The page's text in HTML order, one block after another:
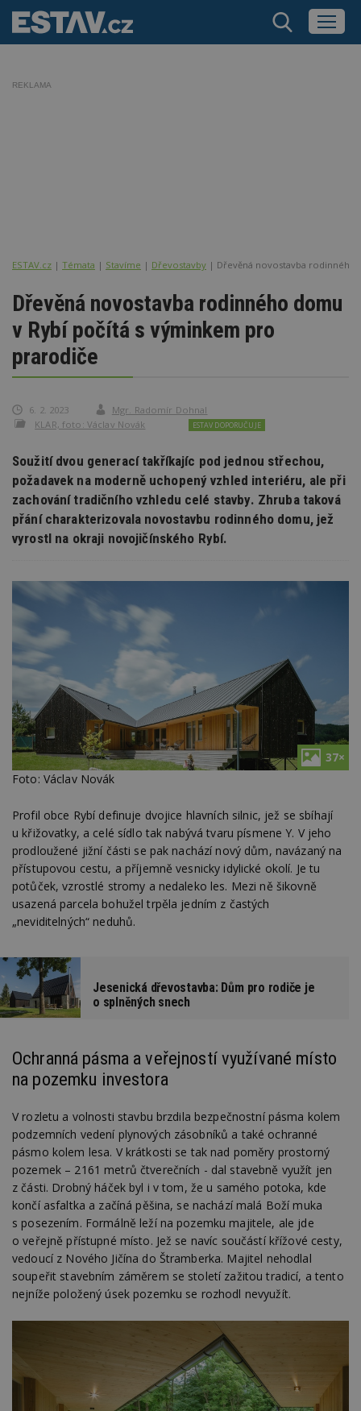
REKLAMA
ESTAV.cz Témata Stavíme Dřevostavby Dřevěná novostavba
Dřevěná novostavba rodinného domu
v Rybí počítá s výminkem pro
prarodiče
6. 2. 2023
Mgr. Radomír Dohnal
KLAR, foto: Václav Novák
ESTAV DOPORUČUJE
Soužití dvou generací takříkajíc pod jednou střechou,
požadavek na moderně uchopený vzhled interiéru, ale při
zachování tradičního vzhledu celé stavby. Zhruba taková
přání charakterizovala novostavbu rodinného domu, jež
vyrostl na okraji novojičínského Rybí.
37×
Foto: Václav Novák
Profil obce Rybí definuje dvojice hlavních silnic, jež se sbíhají
u křižovatky, a celé sídlo tak nabývá tvaru písmene Y. V jeho
prodloužené jižní části se pak nachází nový dům, navázaný na
přístupovou cestu, a příjemně vesnicky idylické okolí. Je tu
potůček, vzrostlé stromy a nedaleko les. Mezi ně šikovně
usazená parcela bohužel trpěla jedním z častých
„neviditelných“ neduhů.
Jesenická dřevostavba: Dům pro rodiče je
o splněných snech
Ochranná pásma a veřejností využívané místo
na pozemku investora
V rozletu a volnosti stavbu brzdila bezpečnostní pásma kolem
podzemních vedení plynových zásobníků a také ochranné
pásmo kolem lesa. V krátkosti se tak nad poměry prostorný
pozemek – 2161 metrů čtverečních - dal stavebně využít jen
z části. Drobný háček byl i v tom, že u samého potoka, kde
končí asfaltka a začíná pěšina, se nachází malá Boží muka
s posezením. Formálně leží na pozemku majitele, ale jde
o veřejně přístupné místo. Jež se navíc součástí křížové cesty,
vedoucí z Nového Jičína do Štramberka. Majitel nehodlal
soupeřit stavebním záměrem se století zažitou tradicí, a tento
nejníže položený úsek pozemku se rozhodl nevyužít.